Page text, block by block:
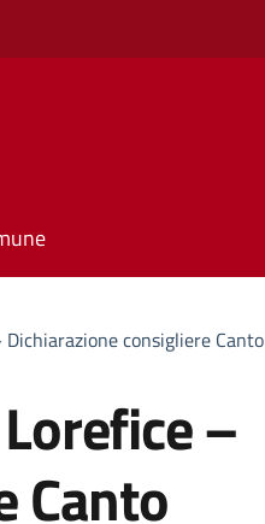
consigliere Canto
–
Canto